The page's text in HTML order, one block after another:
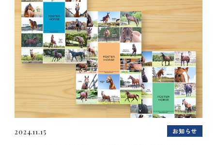
2024.11.15 お知らせ